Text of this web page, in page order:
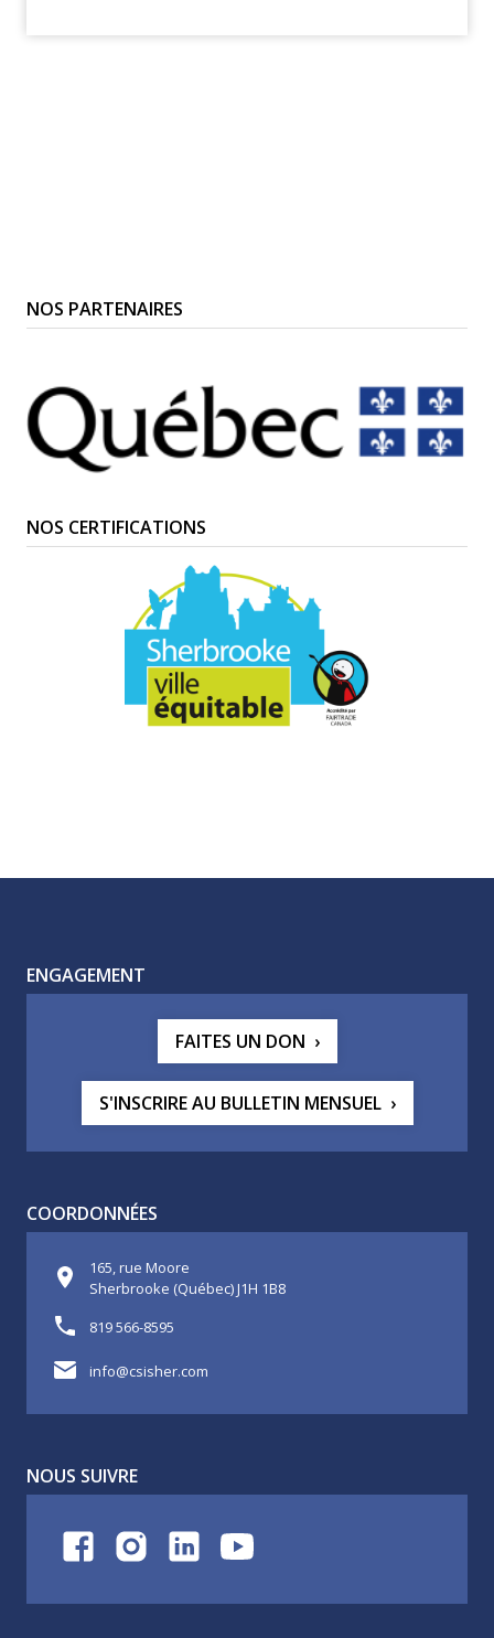
NOS PARTENAIRES
NOS CERTIFICATIONS
ENGAGEMENT
FAITES UN DON
S'INSCRIRE AU BULLETIN MENSUEL
COORDONNÉES
165, rue Moore
Sherbrooke (Québec) J1H 1B8
819 566-8595
info@csisher.com
NOUS SUIVRE